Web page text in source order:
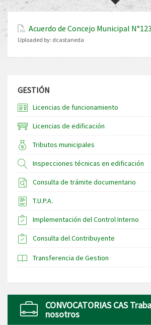
Acuerdo de Concejo Municipal
Uploaded by: dcastaneda
GESTIÓN
Licencias de funcionamiento
Licencias de edificación
Tributos municipales
Inspecciones técnicas en edificación
Consulta de trámite documentario
T.U.P.A.
Implementación del Control Interno
Consulta del Contribuyente
Transferencia de Gestion
CONVOCATORIAS CAS
nosotros